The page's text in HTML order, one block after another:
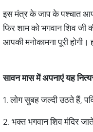
इस मंत्र के जाप के पश्‍चात आप
फिर शाम को भगवान शिव जी
आपकी मनोकामना पूरी होगी।
सावन मास में अपनाएं यह
1. लोग सुबह जल्दी उठते हैं,
2. भक्त भगवान शिव मंदिर